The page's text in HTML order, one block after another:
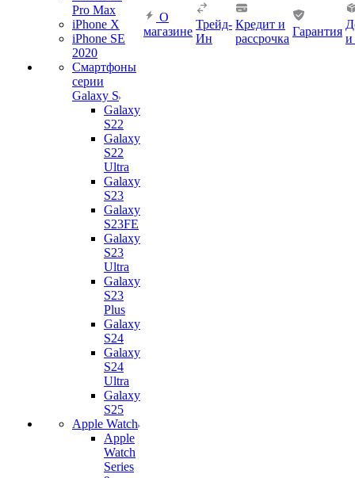
Pro Max
iPhone X
iPhone SE
2020
Смартфоны
серии
Galaxy S
Galaxy
S22
Galaxy
S22
Ultra
Galaxy
S23
Galaxy
S23FE
Galaxy
S23
Ultra
Galaxy
S23
Plus
Galaxy
S24
Galaxy
S24
Ultra
Galaxy
S25
Apple Watch
Apple
Watch
Series
О
магазине
Трейд-
Ин
Кредит и
рассрочка
Гарантия
и